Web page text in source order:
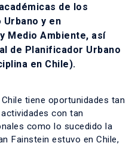
de los
y en
Medio Ambiente, así
de Planificador Urbano
en Chile).
tiene oportunidades tan
con tan
como lo sucedido la
Fainstein estuvo en Chile,